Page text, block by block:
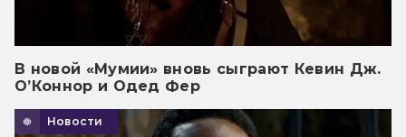
В новой «Мумии» вновь сыграют Кевин Дж.
О’Коннор и Одед Фер
Новости